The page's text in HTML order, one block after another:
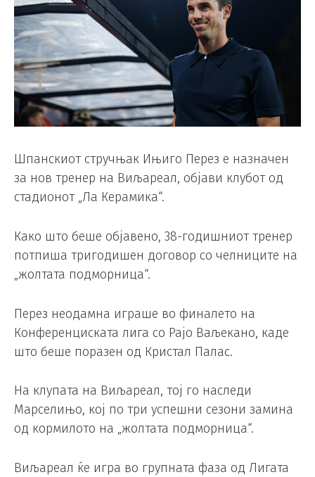
Шпанскиот стручњак Ињиго Перез е назначен
за нов тренер на Виљареал, објави клубот од
стадионот „Ла Керамика“.
Како што беше објавено, 38-годишниот тренер
потпиша тригодишен договор со челниците на
„жолтата подморница“.
Перез неодамна играше во финалето на
Конференциската лига со Рајо Ваљекано, каде
што беше поразен од Кристал Палас.
На клупата на Виљареал, тој го наследи
Марселињо, кој по три успешни сезони замина
од кормилото на „жолтата подморница“.
Виљареал ќе игра во групната фаза од Лигата